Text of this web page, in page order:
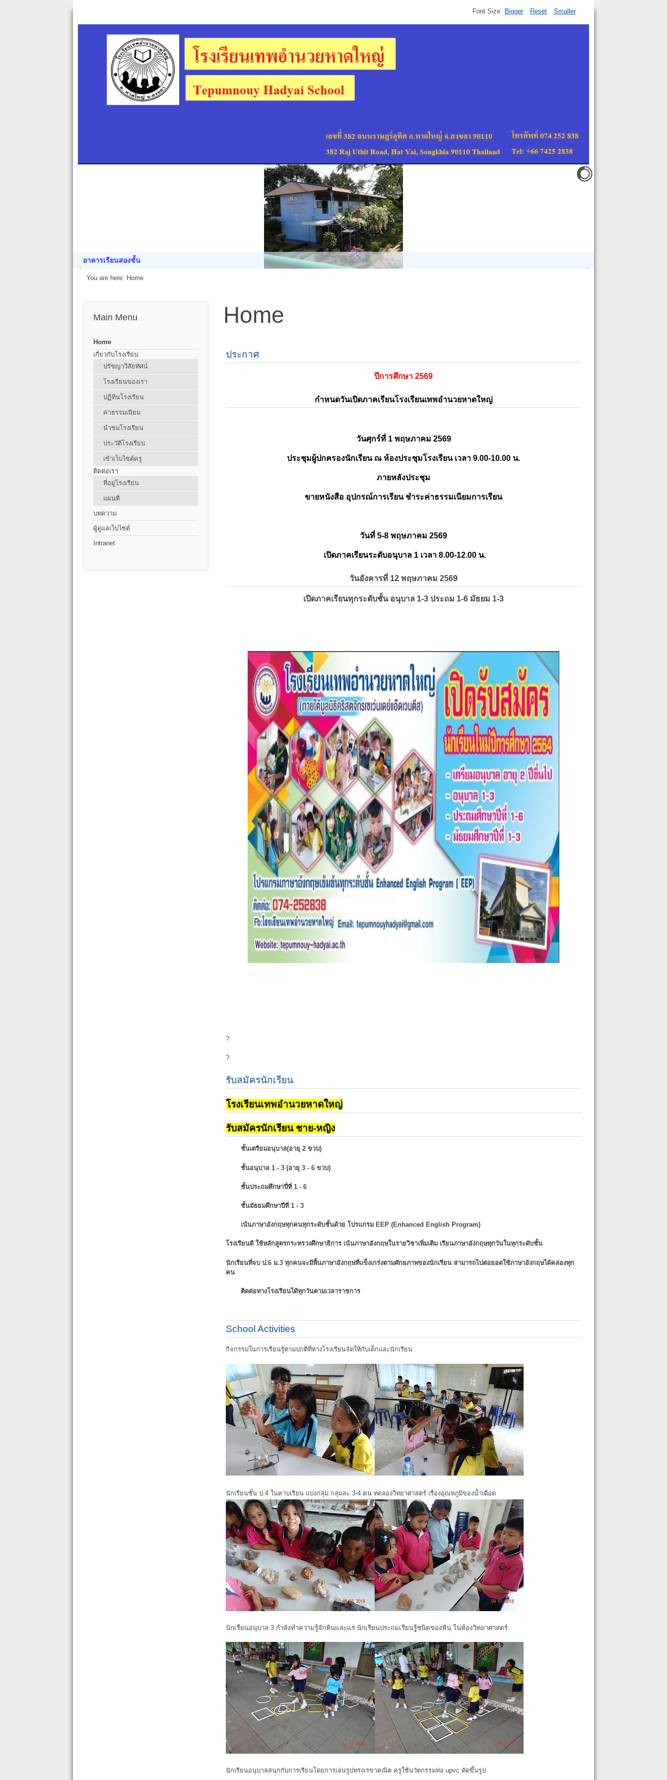
อาคารเรียนสองชั้น
Font Size Bigger Reset Smaller
You are here: Home
Main Menu
Home
เกี่ยวกับโรงเรียน
ปรัชญาวิสัยทัศน์
โรงเรียนของเรา
ปฏิทินโรงเรียน
ค่าธรรมเนียม
นำชมโรงเรียน
ประวัติโรงเรียน
เข้าเว็บไซต์ครู
ติดต่อเรา
ที่อยู่โรงเรียน
แผนที่
บทความ
ผู้ดูแลเว็บไซต์
Intranet
Home
ประกาศ
ปีการศึกษา 2569
กำหนดวันเปิดภาคเรียนโรงเรียนเทพอำนวยหาดใหญ่
วันศุกร์ที่ 1 พฤษภาคม 2569
ประชุมผู้ปกครองนักเรียน ณ ห้องประชุมโรงเรียน เวลา 9.00-10.00 น.
ภายหลังประชุม
ขายหนังสือ อุปกรณ์การเรียน ชำระค่าธรรมเนียมการเรียน
วันที่ 5-8 พฤษภาคม 2569
เปิดภาคเรียนระดับอนุบาล 1 เวลา 8.00-12.00 น.
วันอังคารที่ 12 พฤษภาคม 2569
เปิดภาคเรียนทุกระดับชั้น อนุบาล 1-3 ประถม 1-6 มัธยม 1-3
?
?
รับสมัครนักเรียน
โรงเรียนเทพอำนวยหาดใหญ่
รับสมัครนักเรียน ชาย-หญิง
ชั้นเตรียมอนุบาล(อายุ 2 ขวบ)
ชั้นอนุบาล 1 - 3 (อายุ 3 - 6 ขวบ)
ชั้นประถมศึกษาปี่ที่ 1 - 6
ชั้นมัธยมศึกษาปีที่ 1 - 3
เน้นภาษาอังกฤษทุกคนทุกระดับชั้นด้วย โปรแกรม EEP (Enhanced English Program)
โรงเรียนดี ใช้หลักสูตรกระทรวงศึกษาธิการ เน้นภาษาอังกฤษในรายวิชาเพิ่มเติม เรียนภาษาอังกฤษทุกวันในทุกระดับชั้น
นักเรียนที่จบ ป.6 ม.3 ทุกคนจะมีพื้นภาษาอังกฤษที่แข็งเกร่งตามศักยภาพของนักเรียน สามารถไปต่อยอดใช้ภาษาอังกฤษได้คล่องทุก
คน
ติดต่อทางโรงเรียนได้ทุกวันตามเวลาราชการ
School Activities
กิจกรรมในการเรียนรู้ตามปกติที่ทางโรงเรียนจัดให้กับเด็กและนักเรียน
นักเรียนชั้น ป.4 ในคาบเรียน แบ่งกลุ่ม กลุ่มละ 3-4 คน ทดลองวิทยาศาสตร์ เรื่องอุณหภูมิของน้ำเดือด
นักเรียนอนุบาล 3 กำลังทำความรู้จักหินและแร่ นักเรียนประถมเรียนรูู้ชนิดของหิน ในห้องวิทยาศาสตร์
นักเรียนอนุบาลสนุกกับการเรียนโดยการเล่นรูปทรงเรขาคณิต ครูใช้นวัตกรรมท่อ upvc ดัดขึ้นรูป